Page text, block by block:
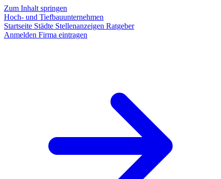
Zum Inhalt springen
Hoch- und Tiefbauunternehmen
Startseite Städte Stellenanzeigen Ratgeber
Anmelden Firma eintragen